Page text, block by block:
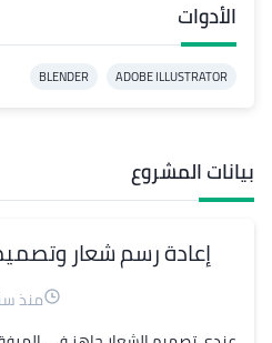
الأدوات
ADOBE ILLUSTRATOR
BLENDER
بيانات المشروع
إعادة رسم شعار
منذ